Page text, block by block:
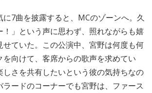
に7曲を披露すると、MCのゾーンへ。久
！」という声に思わず、照れながらも嬉
せていた。この公演中、宮野は何度も何
を向けて、客席からの歌声を求めてい
しさを共有したいという彼の気持ちなの
ラードのコーナーでも宮野は、ファース